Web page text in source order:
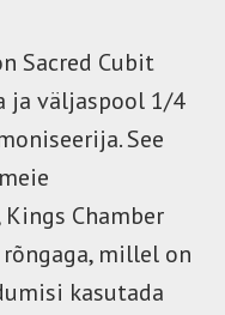
Sacred Cubit
ja väljaspool 1/4
See
Chamber
millel on
kasutada